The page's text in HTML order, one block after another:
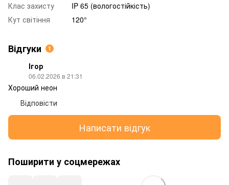
Клас захисту
IP 65 (вологостійкість)
Кут світіння
120°
Відгуки 1
Ігор
06.02.2026 в 21:31
Хороший неон
Відповісти
Написати відгук
Поширити у соцмережах